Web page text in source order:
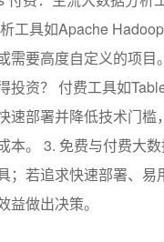
工具如Apache
需要高度自定义的项
投资？ 付费工具如
速部署并降低技术门
本。 3. 免费与付费大
；若追求快速部署、
做出决策。